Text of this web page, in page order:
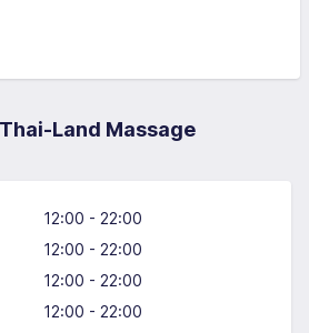
Land Massage
12:00 - 22:00
12:00 - 22:00
12:00 - 22:00
12:00 - 22:00